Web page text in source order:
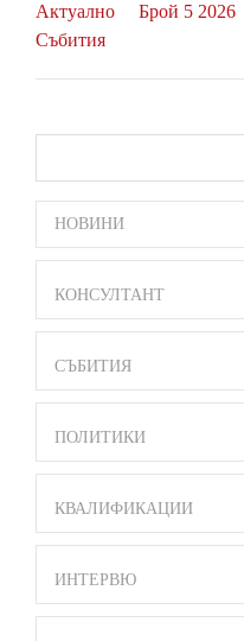
Актуално
Събития
Брой 5 2026
SIDE
BAR
MENU
НОВИНИ
КОНСУЛТАНТ
СЪБИТИЯ
ПОЛИТИКИ
КВАЛИФИКАЦИИ
ИНТЕРВЮ